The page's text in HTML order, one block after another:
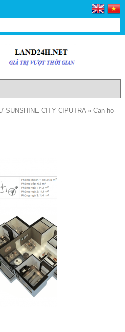
SUNSHINE CITY CIPUTRA» Can-ho-